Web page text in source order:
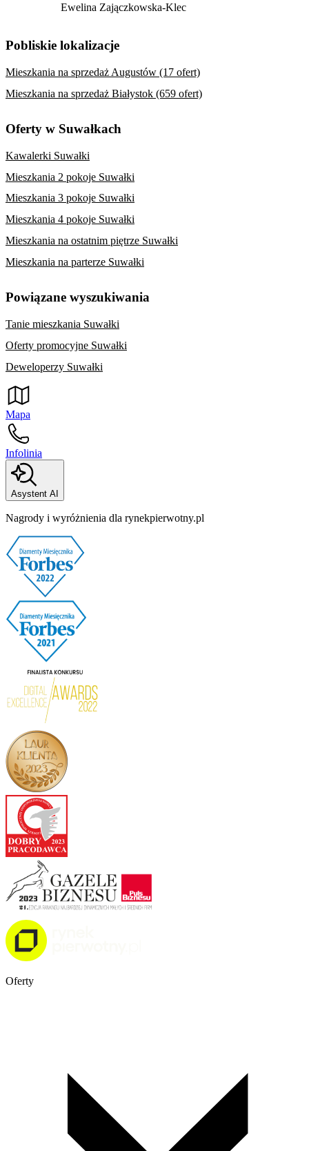
Ewelina Zajączkowska-Klec
Pobliskie lokalizacje
Mieszkania na sprzedaż Augustów (17 ofert)
Mieszkania na sprzedaż Białystok (659 ofert)
Oferty w Suwałkach
Kawalerki Suwałki
Mieszkania 2 pokoje Suwałki
Mieszkania 3 pokoje Suwałki
Mieszkania 4 pokoje Suwałki
Mieszkania na ostatnim piętrze Suwałki
Mieszkania na parterze Suwałki
Powiązane wyszukiwania
Tanie mieszkania Suwałki
Oferty promocyjne Suwałki
Deweloperzy Suwałki
Mapa
Infolinia
Asystent AI
Nagrody i wyróżnienia dla rynekpierwotny.pl
Oferty